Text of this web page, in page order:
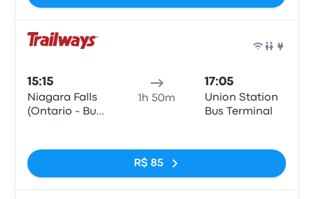
15:15
Niagara Falls
(Ontario - Bus
1h 50m
17:05
Union Station
Bus Terminal
R$ 85